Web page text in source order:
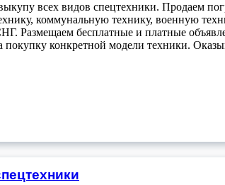
всех видов спецтехники. Продаем
коммунальную технику, военную
Размещаем бесплатные и платные
конкретной модели техники.